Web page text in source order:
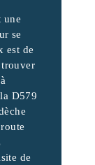
une
se
est de
trouver
D579
de